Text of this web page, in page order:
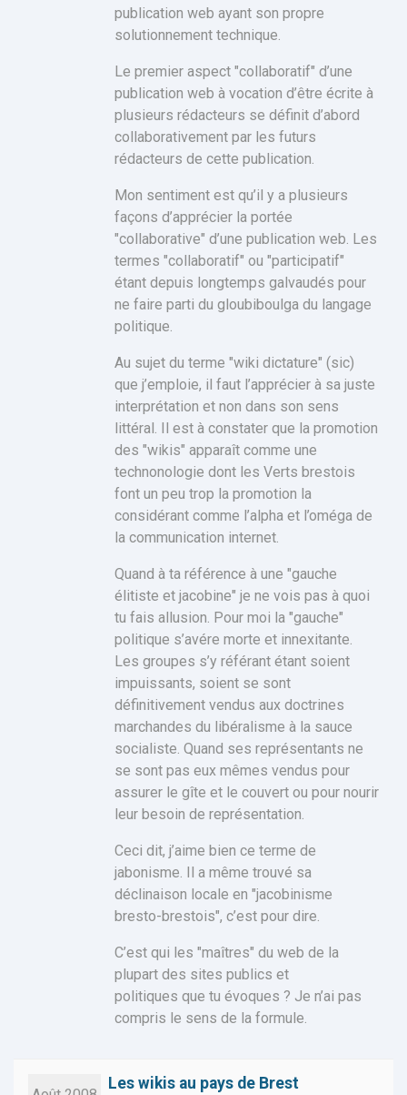
publication web ayant son propre
solutionnement technique.
Le premier aspect "collaboratif" d’une
publication web à vocation d’être écrite à
plusieurs rédacteurs se définit d’abord
collaborativement par les futurs
rédacteurs de cette publication.
Mon sentiment est qu’il y a plusieurs
façons d’apprécier la portée
"collaborative" d’une publication web. Les
termes "collaboratif" ou "participatif"
étant depuis longtemps galvaudés pour
ne faire parti du gloubiboulga du langage
politique.
Au sujet du terme "wiki dictature" (sic)
que j’emploie, il faut l’apprécier à sa juste
interprétation et non dans son sens
littéral. Il est à constater que la promotion
des "wikis" apparaît comme une
technonologie dont les Verts brestois
font un peu trop la promotion la
considérant comme l’alpha et l’oméga de
la communication internet.
Quand à ta référence à une "gauche
élitiste et jacobine" je ne vois pas à quoi
tu fais allusion. Pour moi la "gauche"
politique s’avére morte et innexitante.
Les groupes s’y référant étant soient
impuissants, soient se sont
définitivement vendus aux doctrines
marchandes du libéralisme à la sauce
socialiste. Quand ses représentants ne
se sont pas eux mêmes vendus pour
assurer le gîte et le couvert ou pour nourir
leur besoin de représentation.
Ceci dit, j’aime bien ce terme de
jabonisme. Il a même trouvé sa
déclinaison locale en "jacobinisme
bresto-brestois", c’est pour dire.
C’est qui les "maîtres" du web de la
plupart des sites publics et
politiques que tu évoques ? Je n’ai pas
compris le sens de la formule.
Les wikis au pays de Brest